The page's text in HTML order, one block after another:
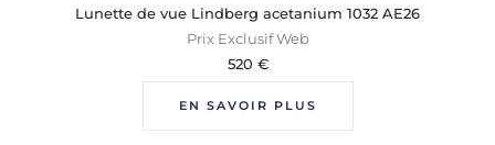
Lunette de vue Lindberg acetanium 1032 AE26
Prix Exclusif Web
520 €
EN SAVOIR PLUS